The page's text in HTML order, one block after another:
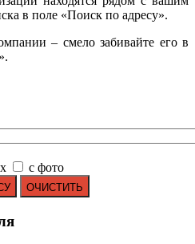
в поле «Поиск по адресу».
– смело забивайте его в
».
с фото